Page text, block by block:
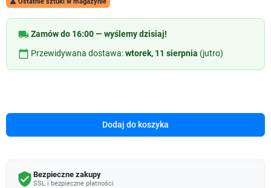

local_shippingZamów do 16:00 — wyślemy dzisiaj!
calendar_today Przewidywana dostawa:wtorek, 11 sierpnia (jutro)
Dodaj do koszyka
verified_user Bezpieczne zakupy
SSL i bezpieczne płatności